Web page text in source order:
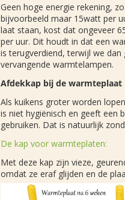
Geen hoge energie rekening,
bijvoorbeeld maar 15watt per
laat staan, kost dat ongeveer
per uur. Dit houdt in dat een
is terugverdiend, terwijl we
vervangende warmtelampen.
Afdekkap bij de warmteplaat
Als kuikens groter worden
is niet hygiënisch en geeft een
gebruiken. Dat is natuurlijk
De kap voor warmteplaten:
Met deze kap zijn vieze,
omdat ze eraf glijden en de